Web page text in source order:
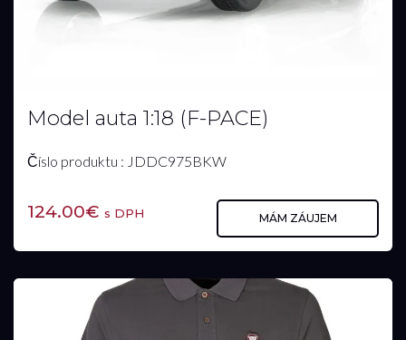
Model auta 1:18 (F-PACE)
Číslo produktu : JDDC975BKW
124.00€ s DPH MÁM ZÁUJEM